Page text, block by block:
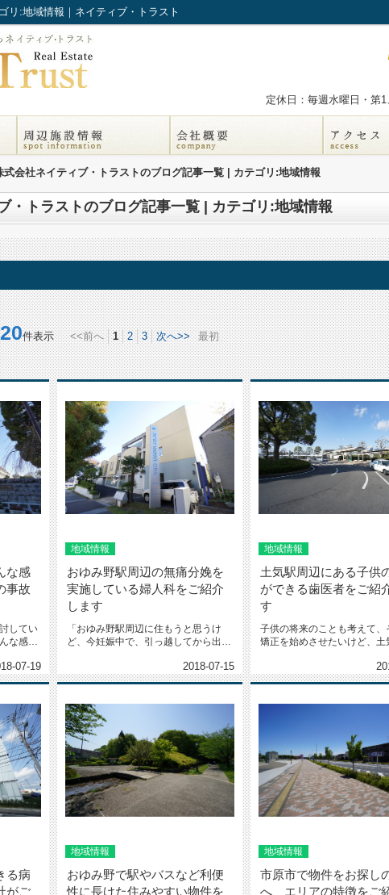
リ:地域情報｜ネイティブ・トラスト
定休日：毎週水曜日・第
式会社ネイティブ・トラストのブログ記事一覧 | カテゴリ:地域情報
・トラストのブログ記事一覧 | カテゴリ:地域情報
件表示 <<前へ 1 2 3 次へ>> 最初
な感
事故
してい
な感じ
07-19
地域情報
おゆみ野駅周辺の無痛分娩を
実施している婦人科をご紹介
します
「おゆみ野駅周辺に住もうと思うけ
ど、今妊娠中で、引っ越してから出産
2018-07-15
地域情報
土気駅周辺にある子供
ができる歯医者をご紹
す
子供の将来のことも考えて、
矯正を始めさせたいけど、土
る病
がご
地域情報
おゆみ野で駅やバスなど利便
性に長けた住みやすい物件を
地域情報
市原市で物件をお探し
へ、エリアの特徴をご